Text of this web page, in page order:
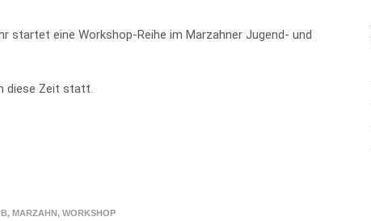
startet eine Workshop-Reihe im Marzahner Jugend- und
diese Zeit statt.
, MARZAHN, WORKSHOP